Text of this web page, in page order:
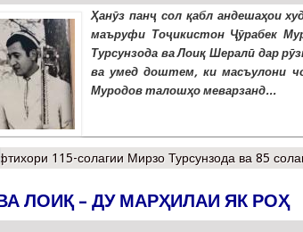
Ҳанӯз панҷ сол қабл андешаҳои
маъруфи Тоҷикистон Ҷӯрабек
Турсунзода ва Лоиқ Шералӣ дар
ва умед доштем, ки масъулони
Муродов талошҳо меварзанд...
115-солагии Мирзо Турсунзода ва 85
ЛОИҚ – ДУ МАРҲИЛАИ ЯК РОҲ